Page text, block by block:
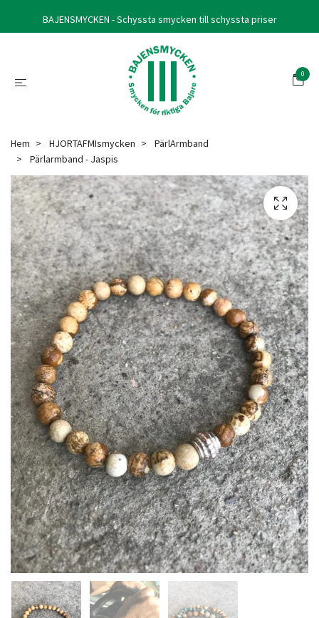
BAJENSMYCKEN - Schyssta smycken till schyssta priser
0
Hem HJORTAFMIsmycken
PärlArmband
Pärlarmband - Jaspis